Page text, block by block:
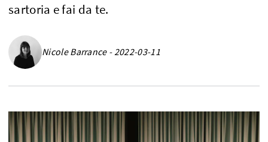
sartoria e fai da te.
Nicole Barrance - 2022-03-11